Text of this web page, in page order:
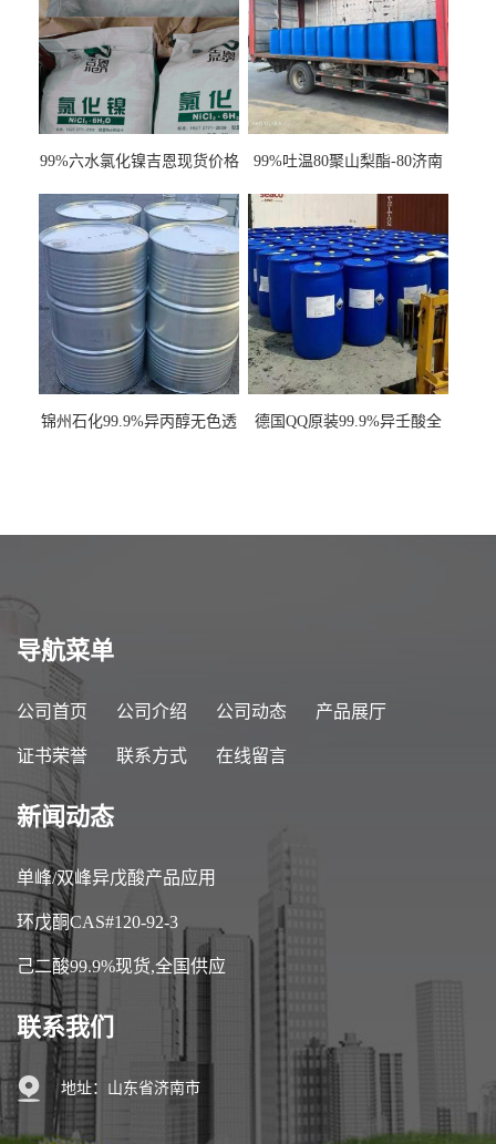
99%六水氯化镍吉恩现货价格
99%吐温80聚山梨酯-80济南
锦州石化99.9%异丙醇无色透
德国QQ原装99.9%异壬酸全
导航菜单
公司首页 公司介绍 公司动态 产品展厅
证书荣誉 联系方式 在线留言
新闻动态
单峰/双峰异戊酸产品应用
环戊酮CAS#120-92-3
己二酸99.9%现货,全国供应
联系我们
地址：山东省济南市